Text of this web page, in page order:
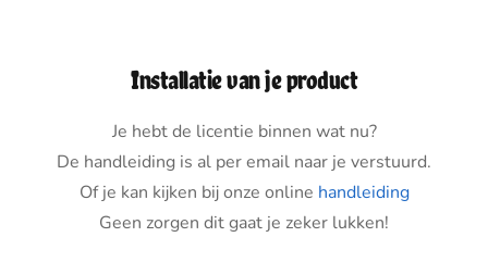
Installatie van je product
Je hebt de licentie binnen wat nu?
De handleiding is al per email naar je verstuurd.
Of je kan kijken bij onze online handleiding
Geen zorgen dit gaat je zeker lukken!